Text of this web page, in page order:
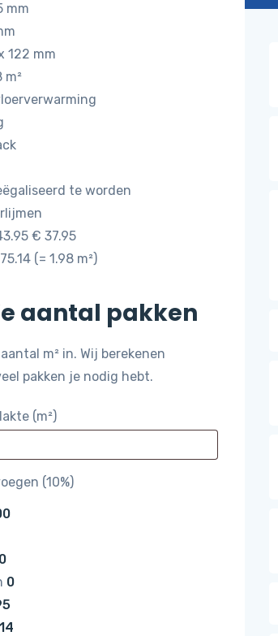
€ 37,95.
mm
122 mm
m²
te worden
€ 37.95
(= 1.98 m²)
aantal pakken
m² in. Wij berekenen
pakken je nodig hebt.
(m²)
(10%)
0